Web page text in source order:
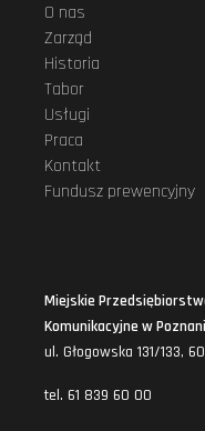
O nas
Zarząd
Historia
Tabor
Usługi
Praca
Kontakt
Fundusz prewencyjny
Miejskie
Komunikacyjne w
ul. Głogowska 131/133,
tel. 61 839 60 00